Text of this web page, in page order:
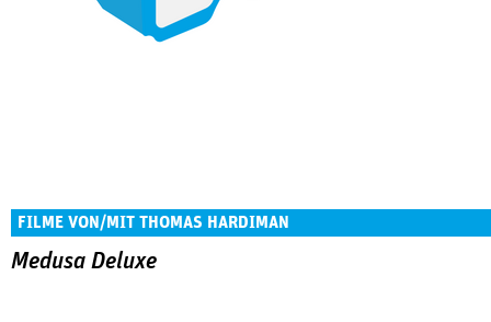
FILME VON/MIT THOMAS HARDIMAN
Medusa Deluxe